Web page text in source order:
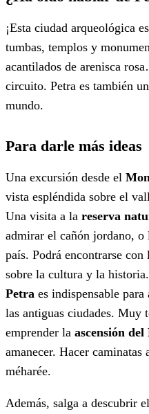
¡Esta ciudad arqueológica
tumbas, templos y
acantilados de arenisca
circuito. Petra es también
mundo.
Para darle más ideas
Una excursión desde el
vista espléndida sobre el
Una visita a la reserva
admirar el cañón jordano, o
país. Podrá encontrarse con
sobre la cultura y la
Petra es indispensable
las antiguas ciudades. Muy
emprender la ascensión
amanecer. Hacer caminatas
méharée.
Además, salga a descubrir el